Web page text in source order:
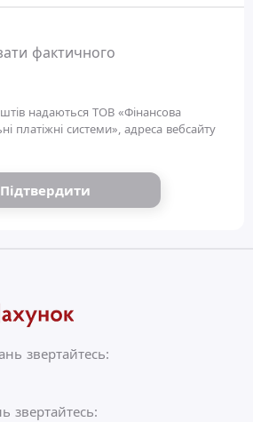
фактичного
надаються ТОВ «Фінансова
платіжні системи», адреса вебсайту
Підтвердити
звертайтесь:
звертайтесь: